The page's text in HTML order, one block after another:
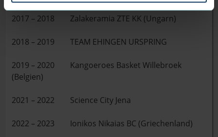
2017 – 2018 Zalakeramia ZTE KK (Ungarn)
2018 – 2019 TEAM EHINGEN URSPRING
2019 – 2020 Kangoeroes Basket Willebroek
(Belgien)
2021 – 2022 Science City Jena
2022 – 2023 Ionikos Nikaias BC (Griechenland)